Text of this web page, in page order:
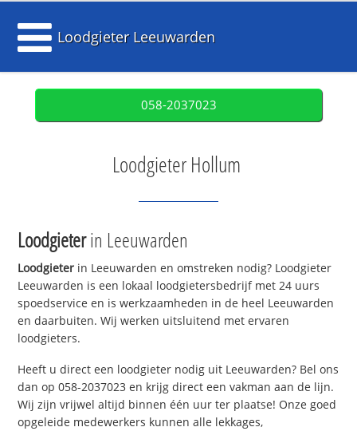
Loodgieter Leeuwarden
058-2037023
Loodgieter Hollum
Loodgieterin Leeuwarden
Loodgieter in Leeuwarden en omstreken nodig? Loodgieter
Leeuwarden is een lokaal loodgietersbedrijf met 24 uurs
spoedservice en is werkzaamheden in de heel Leeuwarden
en daarbuiten. Wij werken uitsluitend met ervaren
loodgieters.
Heeft u direct een loodgieter nodig uit Leeuwarden? Bel ons
dan op 058-2037023 en krijg direct een vakman aan de lijn.
Wij zijn vrijwel altijd binnen één uur ter plaatse! Onze goed
opgeleide medewerkers kunnen alle lekkages,